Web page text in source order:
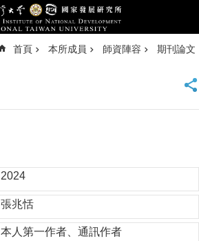
首頁 本所成員 師資陣容 期刊論文
2024
張兆恬
本人第一作者、通訊作者